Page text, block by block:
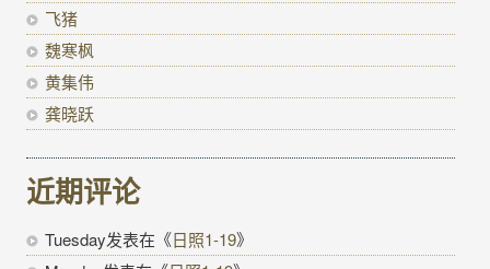
飞猪
魏寒枫
黄集伟
龚晓跃
近期评论
Tuesday发表在《日照1-19》